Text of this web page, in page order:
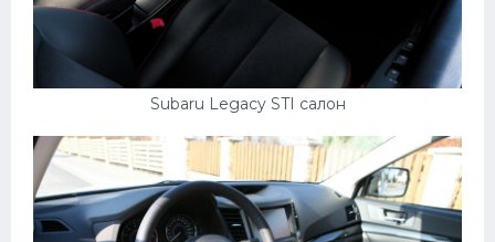
Subaru Legacy STI салон